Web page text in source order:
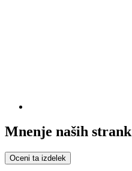
Mnenje naših strank
Oceni ta izdelek